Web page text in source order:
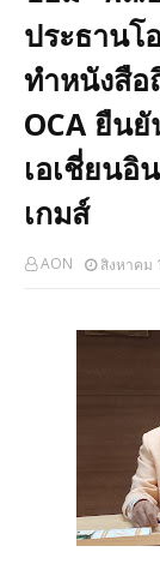
ประธาน
ทำหนังสือ
OCA ยืน
เอเชี่ยนอิ
เกมส์
AON สิงหาคม